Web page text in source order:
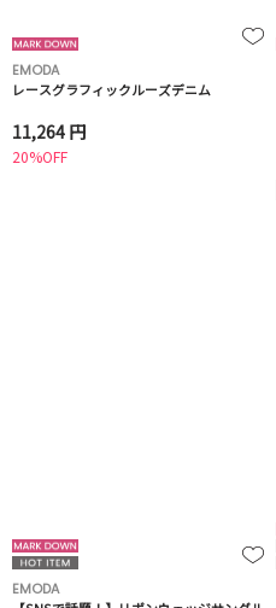
EMODA
レースグラフィックルーズデニム
11,264 円
20%OFF
EMODA